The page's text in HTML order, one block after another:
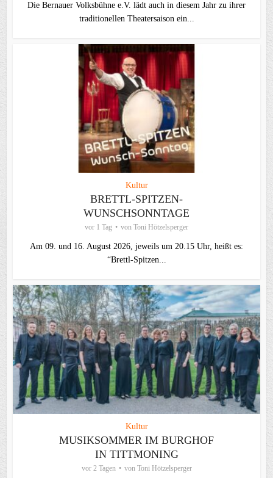
Die Bernauer Volksbühne e.V. lädt auch in diesem Jahr zu ihrer
traditionellen Theater­saison ein...
Kultur
BRETTL-SPITZEN-
WUNSCHSONNTAGE
vor 1 Tag von Toni Hötzelsperger
Am 09. und 16. August 2026, jeweils um 20.15 Uhr, heißt es:
“Brettl-Spitzen...
Kultur
MUSIKSOMMER IM BURGHOF
IN TITTMONING
vor 2 Tagen von Toni Hötzelsperger